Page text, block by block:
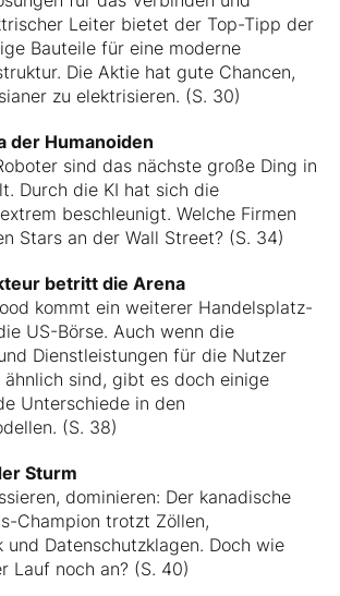
Leiter bietet der Top-Tipp der
Bauteile für eine moderne
Die Aktie hat gute Chancen,
zu elektrisieren. (S. 30)
der Humanoiden
sind das nächste große Ding in
Durch die KI hat sich die
beschleunigt. Welche Firmen
Stars an der Wall Street? (S. 34)
betritt die Arena
kommt ein weiterer Handelsplatz-
US-Börse. Auch wenn die
Dienstleistungen für die Nutzer
sind, gibt es doch einige
Unterschiede in den
(S. 38)
Sturm
dominieren: Der kanadische
Champion trotzt Zöllen,
und Datenschutzklagen. Doch wie
Lauf noch an? (S. 40)